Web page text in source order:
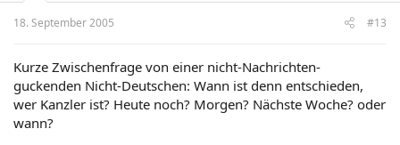
18. September 2005 #13
Kurze Zwischenfrage von einer nicht-Nachrichten-
guckenden Nicht-Deutschen: Wann ist denn entschieden,
wer Kanzler ist? Heute noch? Morgen? Nächste Woche? oder
wann?